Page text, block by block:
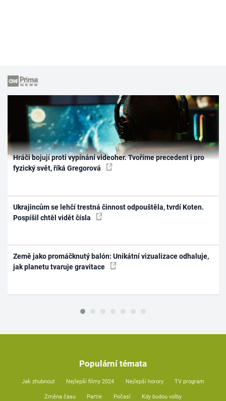
Hráči bojují proti vypínání videoher. Tvoříme precedent i pro
fyzický svět, říká Gregorová
Ukrajincům se lehčí trestná činnost odpouštěla, tvrdí Koten.
Pospíšil chtěl vidět čísla
Země jako promáčknutý balón: Unikátní vizualizace odhaluje,
jak planetu tvaruje gravitace
Populární témata
Jak zhubnout Nejlepší filmy 2024 Nejlepší horory TV program
Změna času Partie Počasí Kdy budou volby